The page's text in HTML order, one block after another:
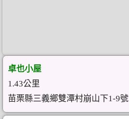
卓也小屋
1.43公里
苗栗縣三義鄉雙潭村崩山下1-9號